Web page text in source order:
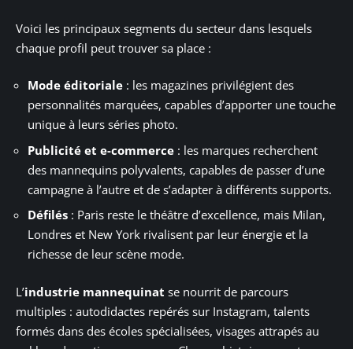
Voici les principaux segments du secteur dans lesquels
chaque profil peut trouver sa place :
Mode éditoriale : les magazines privilégient des
personnalités marquées, capables d’apporter une touche
unique à leurs séries photo.
Publicité et e-commerce : les marques recherchent
des mannequins polyvalents, capables de passer d’une
campagne à l’autre et de s’adapter à différents supports.
Défilés : Paris reste le théâtre d’excellence, mais Milan,
Londres et New York rivalisent par leur énergie et la
richesse de leur scène mode.
L’industrie mannequinat se nourrit de parcours
multiples : autodidactes repérés sur Instagram, talents
formés dans des écoles spécialisées, visages attrapés au